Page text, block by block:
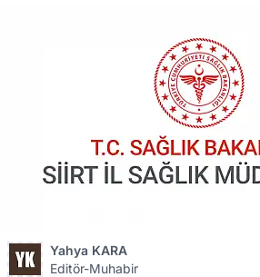
Yahya KARA
Editör-Muhabir